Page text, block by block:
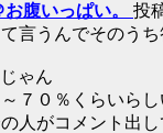
腹いっぱい。 投
言うんでそのう
ゃん
７０％くらいら
人がコメント出し